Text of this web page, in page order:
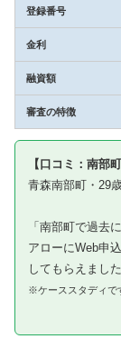
登録番号
金利
融資額
審査の特徴
【口コミ：南部
青森南部町・29
「南部町で過去
アローにWeb申
してもらえました
※ケーススタディで